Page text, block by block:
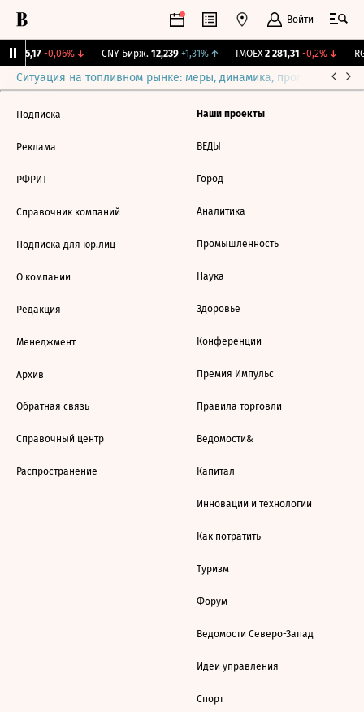
Войти
115,17 -0,06%↓ CNY Бирж. 12,239 +1,31%↑ IMOEX 2 281,31 -0,2%↓
Ситуация на топливном рынке: меры, динамика, прогнозы
Подписка
Реклама
РФРИТ
Справочник компаний
Подписка для юр.лиц
О компании
Редакция
Менеджмент
Архив
Обратная связь
Справочный центр
Распространение
Наши проекты
ВЕДЫ
Город
Аналитика
Промышленность
Наука
Здоровье
Конференции
Премия Импульс
Правила торговли
Ведомости&
Капитал
Инновации и технологии
Как потратить
Туризм
Форум
Ведомости Северо-Запад
Идеи управления
Спорт